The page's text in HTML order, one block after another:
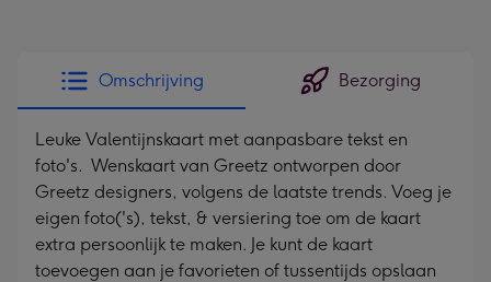
Omschrijving Bezorging
Leuke Valentijnskaart met aanpasbare tekst en
foto's. Wenskaart van Greetz ontworpen door
Greetz designers, volgens de laatste trends. Voeg je
eigen foto('s), tekst, & versiering toe om de kaart
extra persoonlijk te maken. Je kunt de kaart
toevoegen aan je favorieten of tussentijds opslaan